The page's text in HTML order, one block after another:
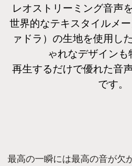
レオストリーミング音声
世界的なテキスタイルメ
ァドラ）の生地を使用し
ゃれなデザインも
再生するだけで優れた音
です。
最高の一瞬には最高の音が欠